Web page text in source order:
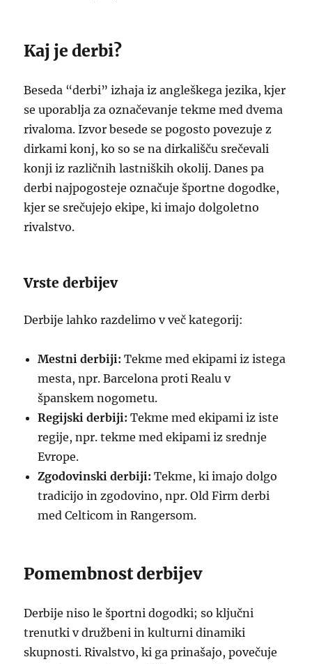
Kaj je derbi?
Beseda “derbi” izhaja iz angleškega jezika, kjer
se uporablja za označevanje tekme med dvema
rivaloma. Izvor besede se pogosto povezuje z
dirkami konj, ko so se na dirkališču srečevali
konji iz različnih lastniških okolij. Danes pa
derbi najpogosteje označuje športne dogodke,
kjer se srečujejo ekipe, ki imajo dolgoletno
rivalstvo.
Vrste derbijev
Derbije lahko razdelimo v več kategorij:
Mestni derbiji: Tekme med ekipami iz istega
mesta, npr. Barcelona proti Realu v
španskem nogometu.
Regijski derbiji: Tekme med ekipami iz iste
regije, npr. tekme med ekipami iz srednje
Evrope.
Zgodovinski derbiji: Tekme, ki imajo dolgo
tradicijo in zgodovino, npr. Old Firm derbi
med Celticom in Rangersom.
Pomembnost derbijev
Derbije niso le športni dogodki; so ključni
trenutki v družbeni in kulturni dinamiki
skupnosti. Rivalstvo, ki ga prinašajo, povečuje